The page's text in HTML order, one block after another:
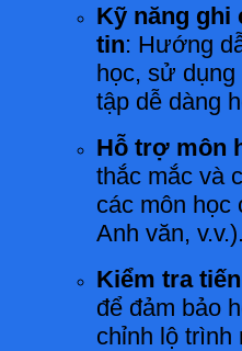
Kỹ năng ghi
tin: Hướng
học, sử dụng
tập dễ dàng
Hỗ trợ môn
thắc mắc và
các môn học
Anh văn, v.v.).
Kiểm tra
để đảm bảo
chỉnh lộ trình